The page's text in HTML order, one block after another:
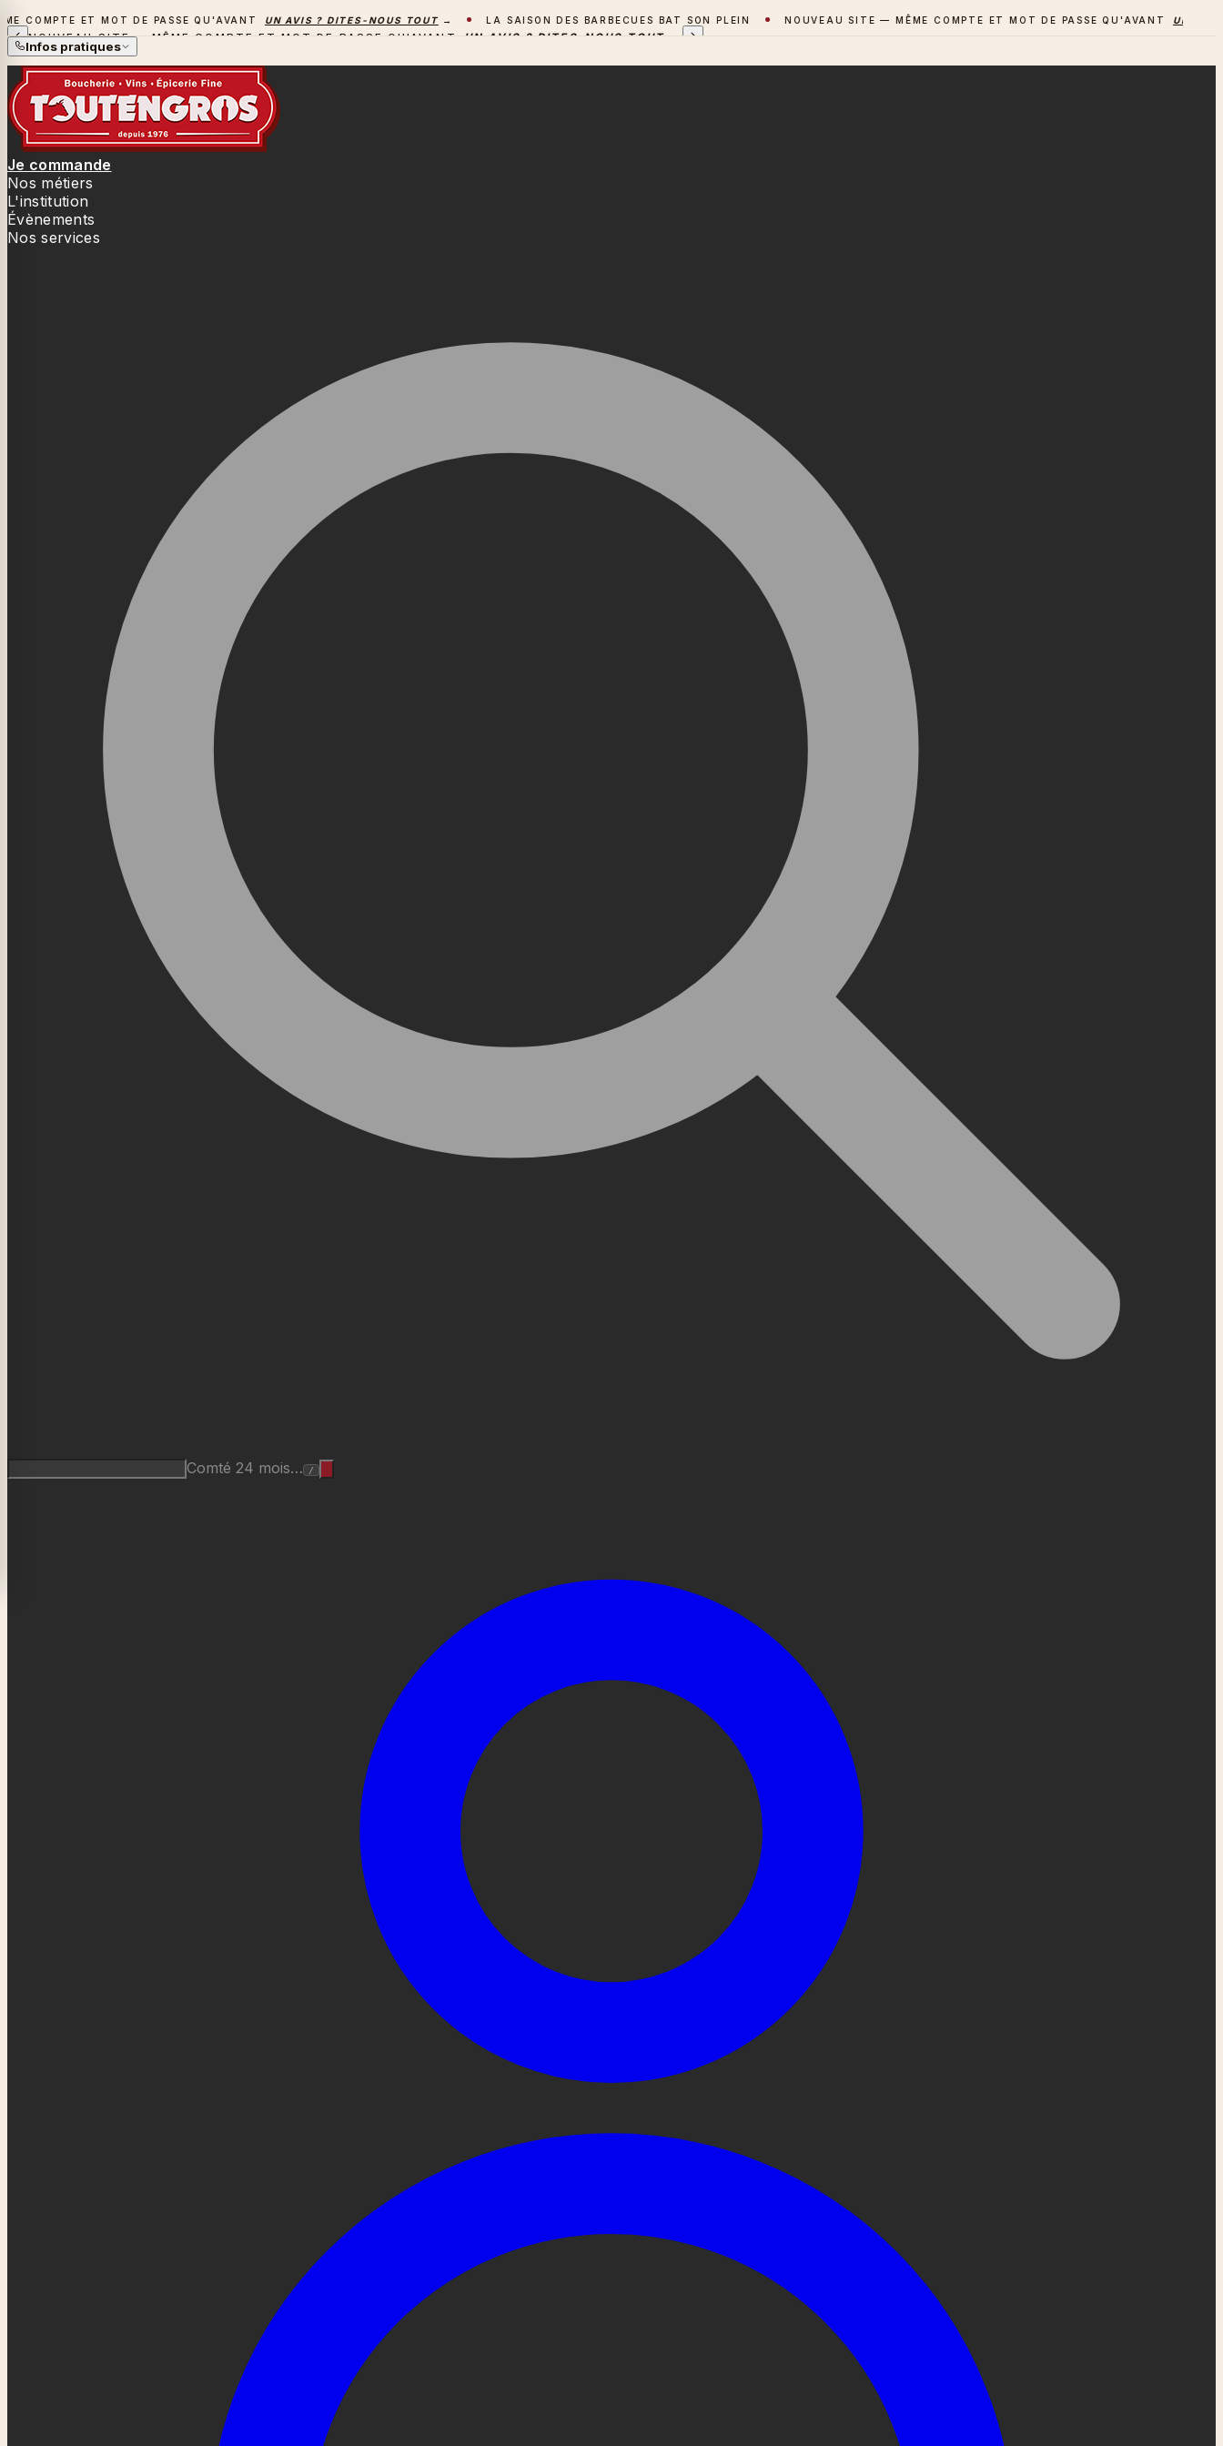
ET MOT DE PASSE QU'AVANT UN AVIS ? DITES-NOUS TOUT → LA SAISON DES BARBECUES BAT SON PLEIN NOUVEAU SITE — MÊME COMPTE ET MOT DE PASSE QU'AVANT UN AVIS ?
NOUVEAU SITE — MÊME COMPTE ET MOT DE PASSE QU'AVANT UN AVIS ? DITES-NOUS TOUT →
Infos pratiques
Je commande
Nos métiers
L'institution
Évènements
Nos services
Comté 24 mois… /